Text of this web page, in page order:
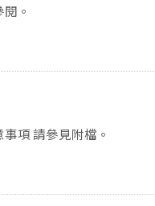
自行參閱。